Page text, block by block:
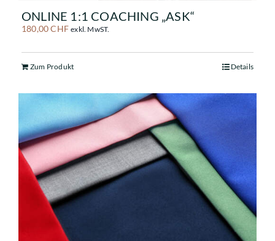
ONLINE 1:1 COACHING „ASK“
180,00CHF exkl. MwST.
Zum Produkt Details